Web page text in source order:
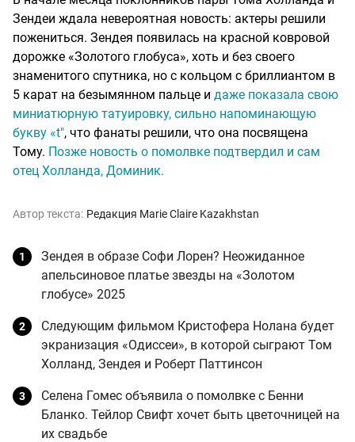
Зендеи ждала невероятная новость: актеры решили
пожениться. Зендея появилась на красной ковровой
дорожке «Золотого глобуса», хоть и без своего
знаменитого спутника, но с кольцом с бриллиантом в
5 карат на безымянном пальце и даже показала свою
миниатюрную татуировку, сильно напоминающую
букву «t", что фанаты решили, что она посвящена
Тому. Позже новость о помолвке подтвердил и сам
отец Холланда, Доминик.
Автор текста: Редакция Marie Claire Kazakhstan
Зендея в образе Софи Лорен? Неожиданное
апельсиновое платье звезды на «Золотом
глобусе» 2025
Следующим фильмом Кристофера Нолана будет
экранизация «Одиссеи», в которой сыграют Том
Холланд, Зендея и Роберт Паттинсон
Селена Гомес объявила о помолвке с Бенни
Бланко. Тейлор Свифт хочет быть цветочницей на
их свадьбе